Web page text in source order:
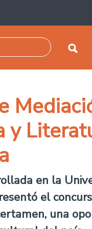
y
en la
el
una